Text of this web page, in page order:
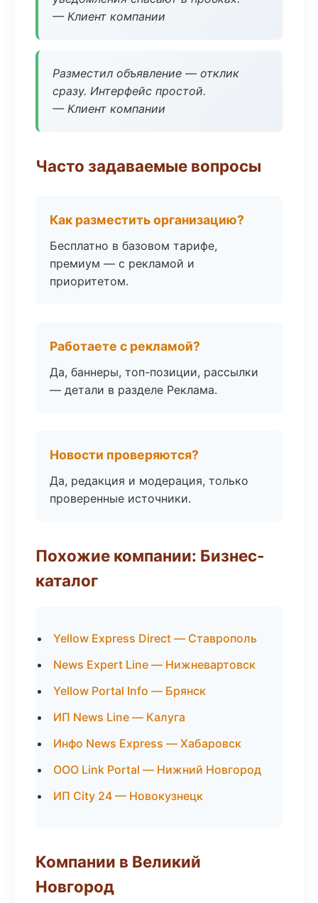
— Клиент компании
Разместил объявление — отклик
сразу. Интерфейс простой.
— Клиент компании
Часто задаваемые вопросы
Как разместить организацию?
Бесплатно в базовом тарифе,
премиум — с рекламой и
приоритетом.
Работаете с рекламой?
Да, баннеры, топ-позиции, рассылки
— детали в разделе Реклама.
Новости проверяются?
Да, редакция и модерация, только
проверенные источники.
Похожие компании: Бизнес-
каталог
Yellow Express Direct — Ставрополь
News Expert Line — Нижневартовск
Yellow Portal Info — Брянск
ИП News Line — Калуга
Инфо News Express — Хабаровск
ООО Link Portal — Нижний Новгород
ИП City 24 — Новокузнецк
Компании в Великий
Новгород